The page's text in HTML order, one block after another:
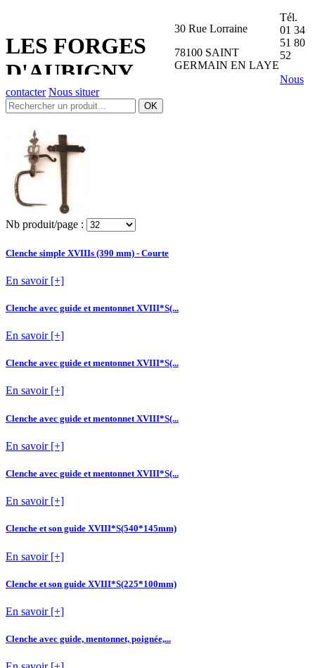
LES FORGES
D'AUBIGNY
30 Rue Lorraine
78100 SAINT
GERMAIN EN LAYE
Tél.
01 34
51 80
52
Nous
contacter Nous situer
Nb produit/page :
Clenche simple XVIIIs (390 mm) - Courte
En savoir [+]
Clenche avec guide et mentonnet XVIII*S(...
En savoir [+]
Clenche avec guide et mentonnet XVIII*S(...
En savoir [+]
Clenche avec guide et mentonnet XVIII*S(...
En savoir [+]
Clenche avec guide et mentonnet XVIII*S(...
En savoir [+]
Clenche et son guide XVIII*S(540*145mm)
En savoir [+]
Clenche et son guide XVIII*S(225*100mm)
En savoir [+]
Clenche avec guide, mentonnet, poignée,...